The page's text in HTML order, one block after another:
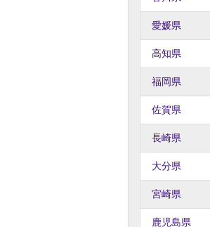
愛媛県
高知県
福岡県
佐賀県
長崎県
大分県
宮崎県
鹿児島県